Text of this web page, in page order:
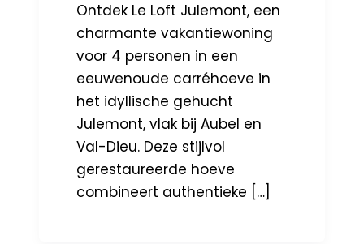
Ontdek Le Loft Julemont, een
charmante vakantiewoning
voor 4 personen in een
eeuwenoude carréhoeve in
het idyllische gehucht
Julemont, vlak bij Aubel en
Val-Dieu. Deze stijlvol
gerestaureerde hoeve
combineert authentieke […]